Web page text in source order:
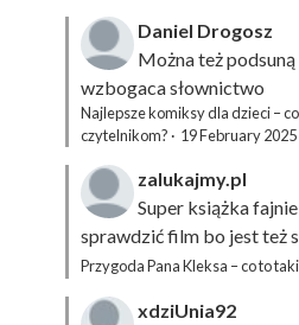
Daniel Drogosz
Można też podsuną
wzbogaca słownictwo
Najlepsze komiksy dla dzieci –
czytelnikom? · 19 February 2025
zalukajmy.pl
Super książka
sprawdzić film bo jest też
Przygoda Pana Kleksa – co to
xdziUnia92